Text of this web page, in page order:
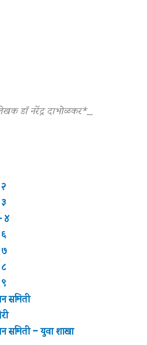
डॉ नरेंद्र दाभोळकर*_
४
समिती
समिती – युवा शाखा